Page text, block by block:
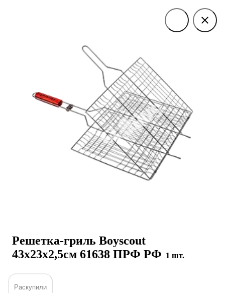
Решетка-гриль Boyscout
43х23x2,5cм 61638 ПРФ РФ 1 шт.
Раскупили